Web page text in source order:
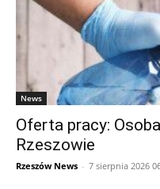
News
Oferta pracy:
Rzeszowie
Rzeszów News - 7 sierpnia 2026